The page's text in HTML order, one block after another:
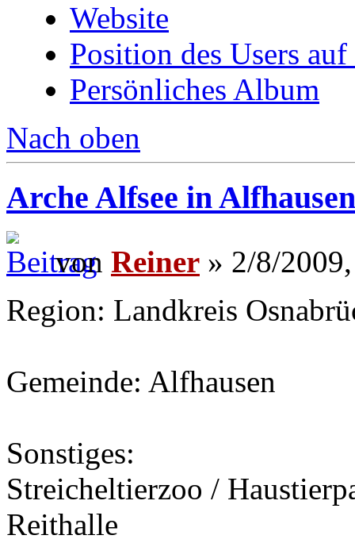
Website
Position des Users
Persönliches Album
Nach oben
Arche Alfsee in Alfhausen
von Reiner » 2/8/
Region: Landkreis
Gemeinde: Alfhausen
Sonstiges:
Streicheltierzoo /
Reithalle